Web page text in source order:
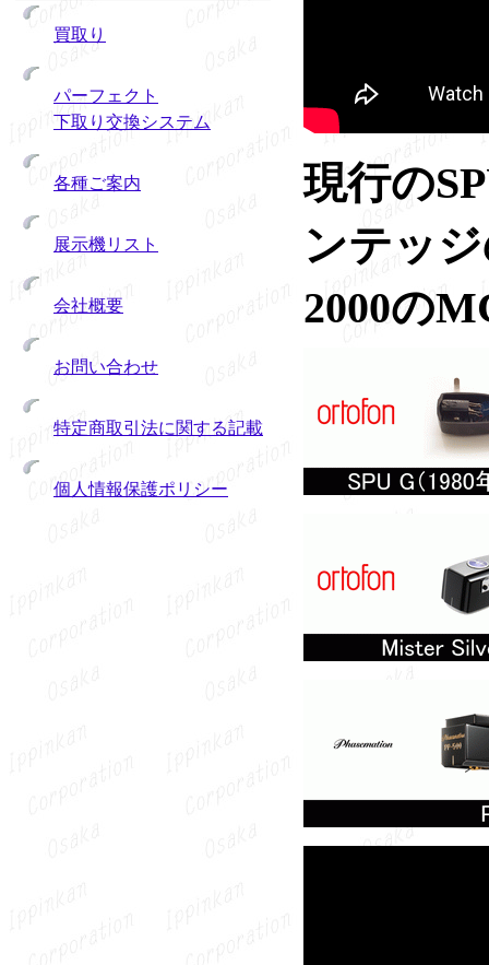
買取り
パーフェクト
下取り交換システム
各種ご案内
展示機リスト
会社概要
お問い合わせ
特定商取引法に関する記載
個人情報保護ポリシー
現行の
ンテッジ
2000の